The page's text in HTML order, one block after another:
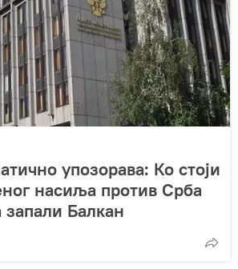
упозорава: Ко стоји
насиља против Срба
Балкан